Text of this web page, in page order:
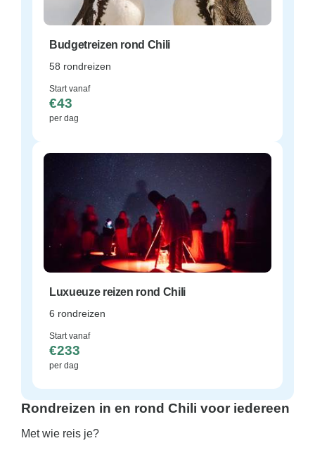
Budgetreizen rond Chili
58 rondreizen
Start vanaf
€43
per dag
Luxueuze reizen rond Chili
6 rondreizen
Start vanaf
€233
per dag
Rondreizen in en rond Chili voor iedereen
Met wie reis je?